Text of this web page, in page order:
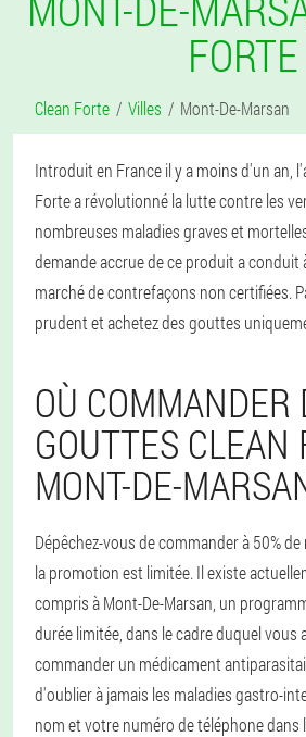
FORTE
Clean Forte Villes Mont-De-Marsan
Introduit en France il y a moins d'un an,
Forte a révolutionné la lutte contre les
nombreuses maladies graves et
demande accrue de ce produit a conduit
marché de contrefaçons non certifiées.
prudent et achetez des gouttes
OÙ COMMANDER
GOUTTES CLEAN
MONT-DE-
Dépêchez-vous de commander à 50%
la promotion est limitée. Il existe
compris à Mont-De-Marsan, un
durée limitée, dans le cadre duquel vous
commander un médicament
d'oublier à jamais les maladies gastro-
nom et votre numéro de téléphone dans